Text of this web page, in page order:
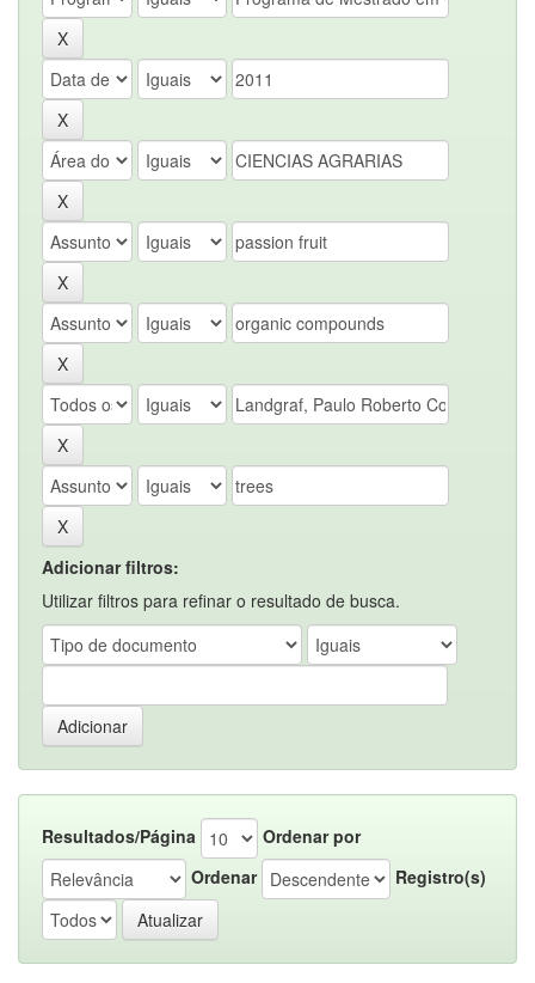
Adicionar filtros:
Utilizar filtros para refinar o resultado de busca.
Resultados/Página
Ordenar por
Ordenar
Registro(s)